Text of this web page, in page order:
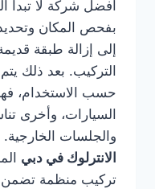
أفضل شركة لا تبدأ
بفحص المكان
إلى إزالة طبقة
التركيب. بعد ذلك
حسب الاستخدام،
السيارات، وأخرى
والجلسات
الانترلوك في دبي
تركيب منظمة تضمن